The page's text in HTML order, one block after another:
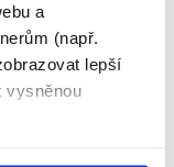
a
(např.
lepší
vysněnou